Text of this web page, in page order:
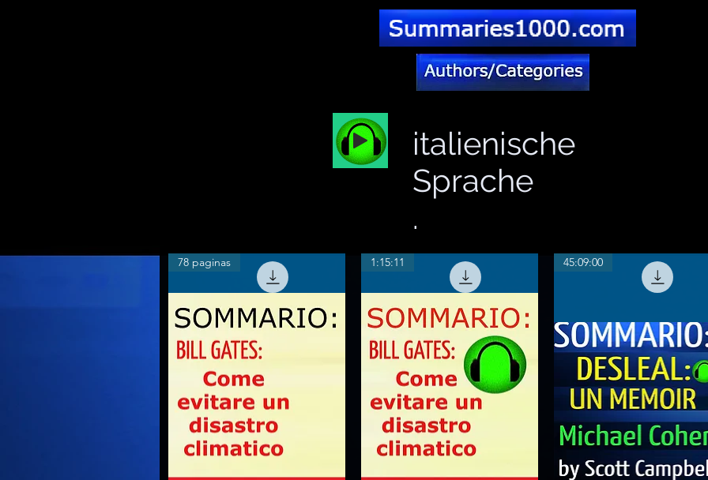
italienische
Sprache
.
78 paginas 1:15:11 45:09:00